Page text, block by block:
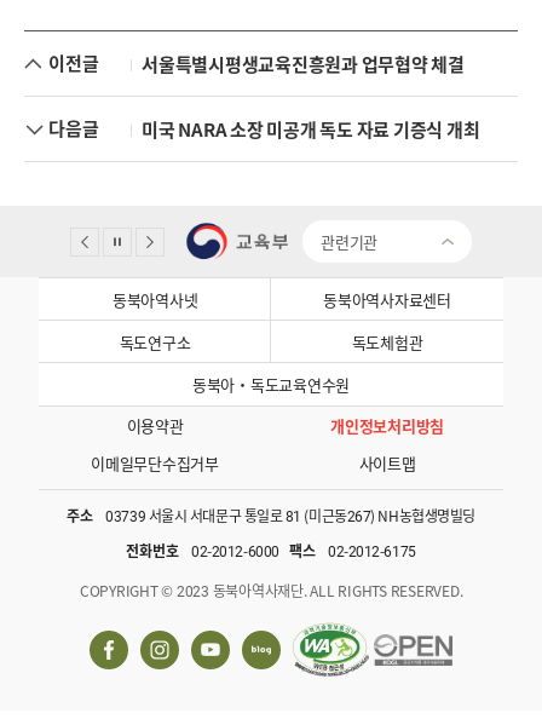
이전글 서울특별시평생교육진흥원과 업무협약 체결
다음글 미국 NARA 소장 미공개 독도 자료 기증식 개최
관련기관
동북아역사넷
동북아역사자료센터
독도연구소
독도체험관
동북아·독도교육연수원
이용약관
개인정보처리방침
이메일무단수집거부
사이트맵
주소
03739 서울시 서대문구 통일로 81 (미근동267) NH농협생명빌딩
전화번호
02-2012-6000 팩스
02-2012-6175
COPYRIGHT © 2023 동북아역사재단. ALL RIGHTS RESERVED.